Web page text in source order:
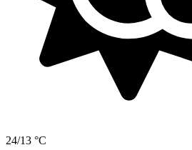
24/13 °C